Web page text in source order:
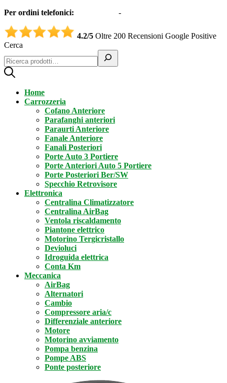
Per ordini telefonici: -
4.2/5 Oltre 200 Recensioni Google Positive
Cerca
Home
Carrozzeria
Cofano Anteriore
Parafanghi anteriori
Paraurti Anteriore
Fanale Anteriore
Fanali Posteriori
Porte Auto 3 Portiere
Porte Anteriori Auto 5 Portiere
Porte Posteriori Ber/SW
Specchio Retrovisore
Elettronica
Centralina Climatizzatore
Centralina AirBag
Ventola riscaldamento
Piantone elettrico
Motorino Tergicristallo
Devioluci
Idroguida elettrica
Conta Km
Meccanica
AirBag
Alternatori
Cambio
Compressore aria/c
Differenziale anteriore
Motore
Motorino avviamento
Pompa benzina
Pompe ABS
Ponte posteriore